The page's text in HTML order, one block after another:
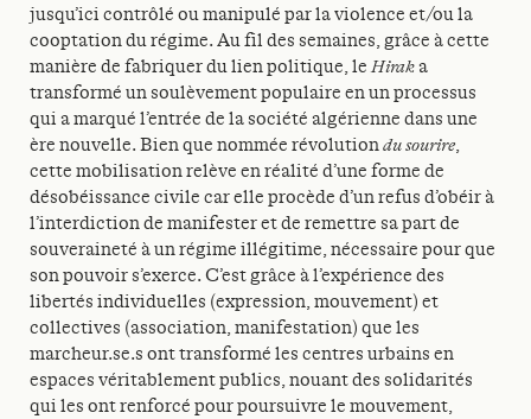
jusqu’ici contrôlé ou manipulé par la violence et/ou la
cooptation du régime. Au fil des semaines, grâce à cette
manière de fabriquer du lien politique, leHiraka
transformé un soulèvement populaire en un processus
qui a marqué l’entrée de la société algérienne dans une
ère nouvelle. Bien que nommée révolutiondu sourire,
cette mobilisation relève en réalité d’une forme de
désobéissance civile car elle procède d’un refus d’obéir à
l’interdiction de manifester et de remettre sa part de
souveraineté à un régime illégitime, nécessaire pour que
son pouvoir s’exerce. C’est grâce à l’expérience des
libertés individuelles (expression, mouvement) et
collectives (association, manifestation) que les
marcheur.se.s ont transformé les centres urbains en
espaces véritablement publics, nouant des solidarités
qui les ont renforcé pour poursuivre le mouvement,